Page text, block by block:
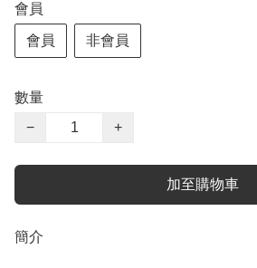
會員
會員 非會員
數量
−
+
加至購物車
簡介